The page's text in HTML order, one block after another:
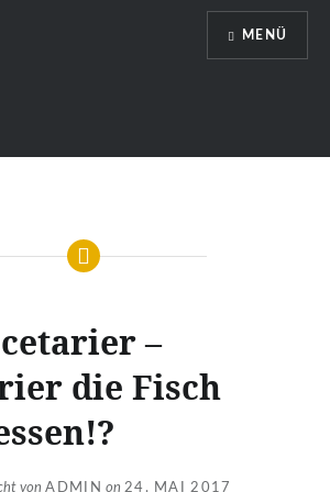
MENÜ
–
die Fisch
vonADMIN on 24. MAI 2017